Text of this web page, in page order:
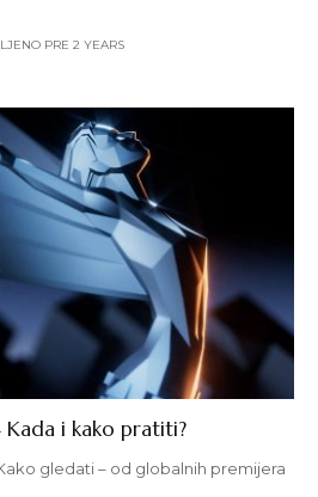
PRE 2 YEARS
Kada i kako pratiti?
gledati – od globalnih premijera